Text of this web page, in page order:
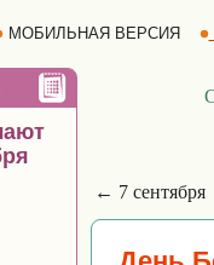
МОБИЛЬНАЯ ВЕРСИЯ
← 7 сентября